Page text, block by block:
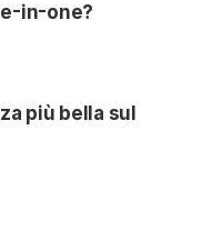
in-one?
più bella sul